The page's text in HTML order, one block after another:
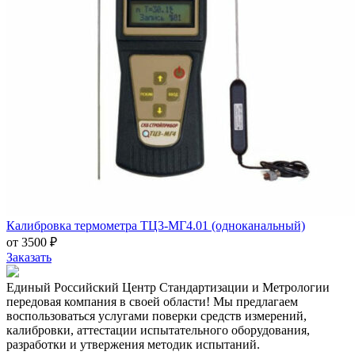
Калибровка термометра ТЦ3-МГ4.01 (одноканальный)
от 3500 ₽
Заказать
Единый Российский Центр Стандартизации и Метрологии
передовая компания в своей области! Мы предлагаем
воспользоваться услугами поверки средств измерений,
калибровки, аттестации испытательного оборудования,
разработки и утвержения методик испытаний.